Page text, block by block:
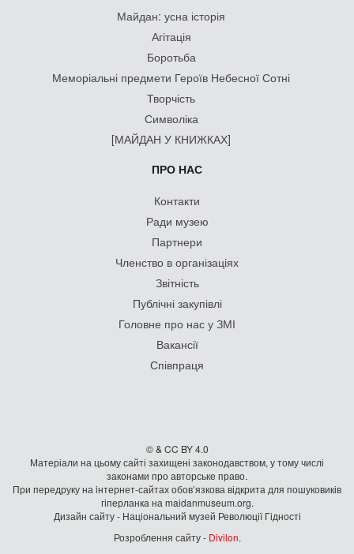
Майдан: усна історія
Агітація
Боротьба
Меморіальні предмети Героїв Небесної Сотні
Творчість
Символіка
[МАЙДАН У КНИЖКАХ]
ПРО НАС
Контакти
Ради музею
Партнери
Членство в організаціях
Звітність
Публічні закупівлі
Головне про нас у ЗМІ
Вакансії
Співпраця
© & CC BY 4.0
Матеріали на цьому сайті захищені законодавством, у тому числі
законами про авторське право.
При передруку на iнтернет-сайтах обов’язкова відкрита для пошуковиків
гiперланка на maidanmuseum.org.
Дизайн сайту - Національний музей Революції Гідності
Розроблення сайту - Divilon.